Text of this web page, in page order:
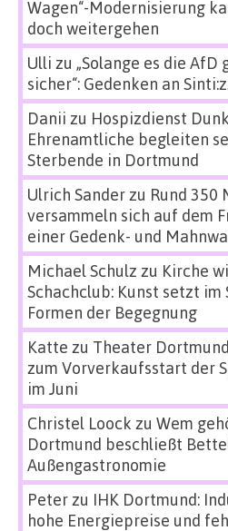
Wagen“-Modernisierung
doch weitergehen
Ulli zu „Solange es die
sicher“: Gedenken an
Danii zu Hospizdienst
Ehrenamtliche begleiten
Sterbende in Dortmund
Ulrich Sanderzu Rund 350
versammeln sich auf dem
einer Gedenk- und
Michael Schulz zu Kirche
Schachclub: Kunst setzt im
Formen der Begegnung
Katte zu Theater
zum Vorverkaufsstart der
im Juni
Christel Loock zu Wem
Dortmund beschließt
Außengastronomie
Peterzu IHK Dortmund:
hohe Energiepreise und